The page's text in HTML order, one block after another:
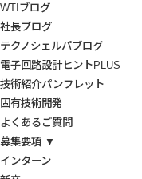
WTIブログ
社長ブログ
テクノシェルパブログ
電子回路設計ヒントPLUS
技術紹介パンフレット
固有技術開発
よくあるご質問
募集要項 ▼
インターン